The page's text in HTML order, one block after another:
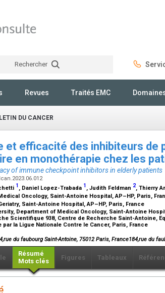
Rechercher
Revues Traités EMC
DU CANCER
et efficacité des inhibiteurs de
en monothérapie chez les
of immune checkpoint inhibitors in elderly patients
1 , Daniel Lopez-Trabada 1 , Judith Feldman 2, Thierry
Oncology, Saint-Antoine Hospital, AP–HP, Paris,
Saint-Antoine Hospital, AP–HP, Paris, France
Department of Medical Oncology, Saint-Antoine
Scientifique 938, Centre de Recherche Saint-Antoine,
par la Ligue Nationale Contre le Cancer, Paris, France
du faubourg Saint-Antoine, 75012 Paris, France184,rue du
Résumé
Mots clés
Figures Tableaux